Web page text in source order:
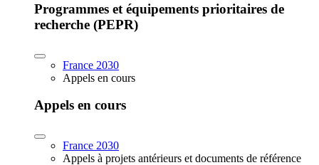
Programmes et équipements prioritaires de
recherche (PEPR)
France 2030
Appels en cours
Appels en cours
France 2030
Appels à projets antérieurs et documents de référence